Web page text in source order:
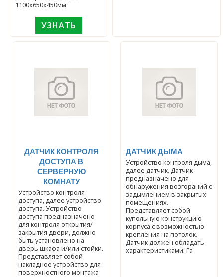
1100х650х450мм
УЗНАТЬ
ДАТЧИК КОНТРОЛЯ
ДОСТУПА В
СЕРВЕРНУЮ
КОМНАТУ
Устройство контроля
доступа, далее устройство
доступа. Устройство
доступа предназначено
для контроля открытия/
закрытия двери, должно
быть установлено на
дверь шкафа и/или стойки.
Представляет собой
накладное устройство для
поверхностного монтажа
ДАТЧИК ДЫМА
Устройство контроля дыма,
далее датчик. Датчик
предназначено для
обнаружения возгораний с
задымлением в закрытых
помещениях.
Представляет собой
купольную конструкцию
корпуса с возможностью
крепления на потолок.
Датчик должен обладать
характеристиками: Га